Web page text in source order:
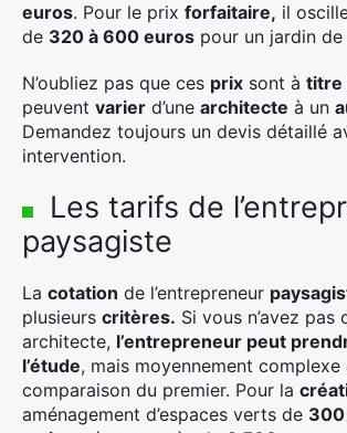
euros. Pour le prix forfaitaire, il
de 320 à 600 euros pour un jardin de
N’oubliez pas que ces prix sont à titre
peuvent varier d’une architecte à un
Demandez toujours un devis détaillé
intervention.
Les tarifs de
paysagiste
La cotation de l’entrepreneur
plusieurs critères. Si vous n’avez pas
architecte, l’entrepreneur peut
l’étude, mais moyennement complexe
comparaison du premier. Pour la
aménagement d’espaces verts de 300